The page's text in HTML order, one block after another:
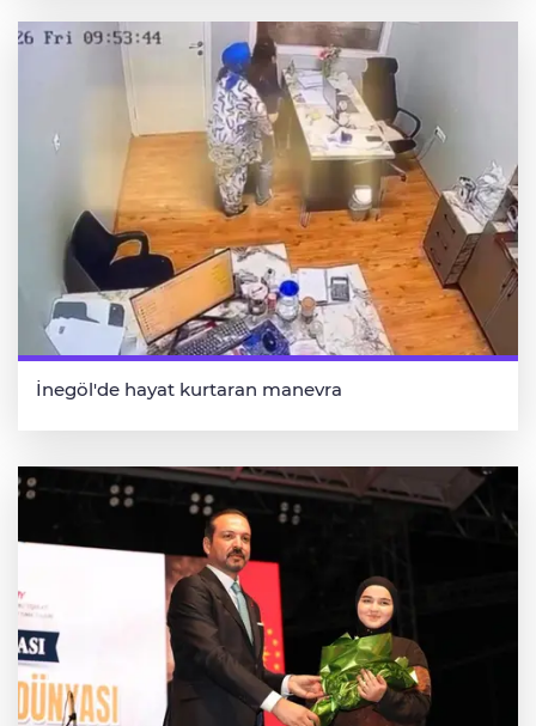
İnegöl'de hayat kurtaran manevra